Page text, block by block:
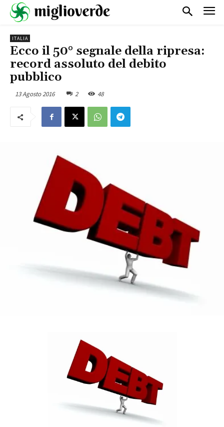
ITALIA
Ecco il 50° segnale della ripresa:
record assoluto del debito
pubblico
13 Agosto 2016 2 48